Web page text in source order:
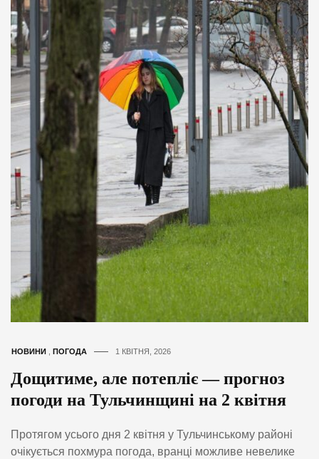
НОВИНИ , ПОГОДА 1 КВІТНЯ, 2026
Дощитиме, але потепліє — прогноз
погоди на Тульчинщині на 2 квітня
Протягом усього дня 2 квітня у Тульчинському районі
очікується похмура погода, вранці можливе невелике